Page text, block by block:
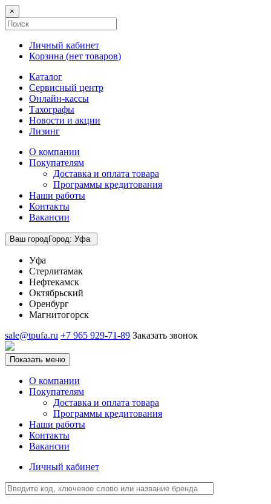
×
Личный кабинет
Корзина (нет товаров)
Каталог
Сервисный центр
Онлайн-кассы
Тахографы
Новости и акции
Лизинг
О компании
Покупателям
Доставка и оплата товара
Программы кредитования
Наши работы
Контакты
Вакансии
Ваш городГород: Уфа
Уфа
Стерлитамак
Нефтекамск
Октябрьский
Оренбург
Магнитогорск
sale@tpufa.ru +7 965 929-71-89 Заказать звонок
Показать меню
О компании
Покупателям
Доставка и оплата товара
Программы кредитования
Наши работы
Контакты
Вакансии
Личный кабинет